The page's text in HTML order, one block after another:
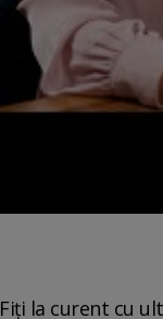
Fiți la curent cu